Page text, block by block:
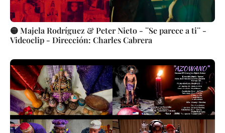
🟡 Majela Rodríguez & Peter Nieto - ¨Se parece a ti¨ -
Videoclip - Dirección: Charles Cabrera